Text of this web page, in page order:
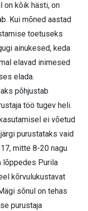
on kõik hästi, on
Kui mõned aastad
toetuseks
ainukesed, keda
elavad inimesed
elada.
põhjustab
töö tugev heli.
ei võetud
purustataks vaid
mitte 8-20 nagu
lõppedes Purila
kõrvulukustavat
sõnul on tehas
purustaja